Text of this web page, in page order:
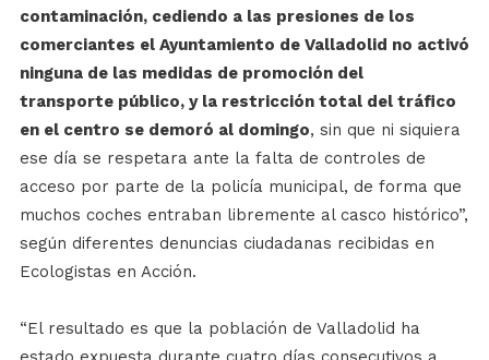
contaminación, cediendo a las presiones de los
comerciantes el Ayuntamiento de Valladolid no activó
ninguna de las medidas de promoción del
transporte público, y la restricción total del tráfico
en el centro se demoró al domingo, sin que ni siquiera
ese día se respetara ante la falta de controles de
acceso por parte de la policía municipal, de forma que
muchos coches entraban libremente al casco histórico”,
según diferentes denuncias ciudadanas recibidas en
Ecologistas en Acción.
“El resultado es que la población de Valladolid ha